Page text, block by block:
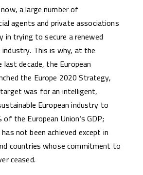
a large number of
agents and private associations
in trying to secure a renewed
This is why, at the
decade, the European
the Europe 2020 Strategy,
was for an intelligent,
European industry to
the European Union’s GDP;
not been achieved except in
countries whose commitment to
ceased.